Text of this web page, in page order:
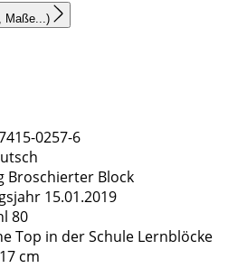
Maße...)
0257-6
Broschierter Block
15.01.2019
80
Top in der Schule Lernblöcke
cm